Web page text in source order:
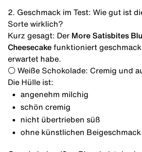
2. Geschmack im Test: Wie gut ist
Sorte wirklich?
Kurz gesagt: Der More Satisbites
Cheesecake funktioniert
erwartet habe.
⚪️ Weiße Schokolade: Cremig und
Die Hülle ist:
angenehm milchig
schön cremig
nicht übertrieben süß
ohne künstlichen Beigeschmack